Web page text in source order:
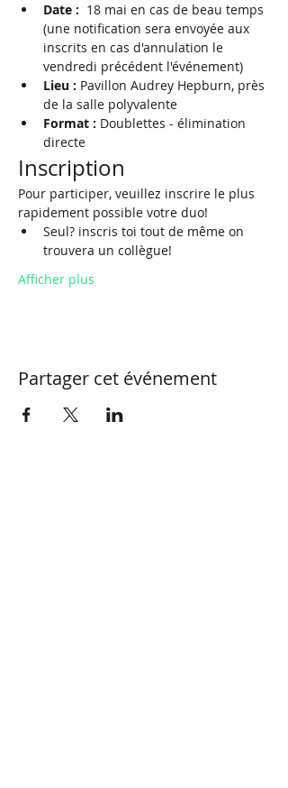
Date : 18 mai en cas de beau temps
(une notification sera envoyée aux
inscrits en cas d'annulation le
vendredi précédent l'événement)
Lieu : Pavillon Audrey Hepburn, près
de la salle polyvalente
Format : Doublettes - élimination
directe
Inscription
Pour participer, veuillez inscrire le plus
rapidement possible votre duo!
Seul? inscris toi tout de même on
trouvera un collègue!
Afficher plus
Partager cet événement